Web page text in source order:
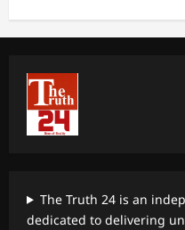
The Truth 24 is an
dedicated to delivering